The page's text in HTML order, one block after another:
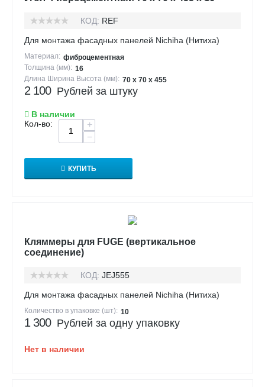
КОД: REF
Для монтажа фасадных панелей Nichiha (Нитиха)
Материал: фиброцементная
Толщина (мм): 16
Длина Ширина Высота (мм): 70 х 70 х 455
2 100 Рублей за штуку
В наличии
Кол-во:
+
−
КУПИТЬ
Кляммеры для FUGE (вертикальное
соединение)
КОД: JEJ555
Для монтажа фасадных панелей Nichiha (Нитиха)
Количество в упаковке (шт): 10
1 300 Рублей за одну упаковку
Нет в наличии